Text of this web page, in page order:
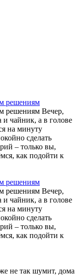
решениям
решениям Вечер,
чайник, а в голове
на минуту
сделать
– только вы,
как подойти к
решениям
решениям Вечер,
чайник, а в голове
на минуту
сделать
– только вы,
как подойти к
не так шумит, дома